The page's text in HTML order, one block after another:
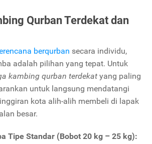
Qurban Terdekat dan
berqurban secara individu,
adalah pilihan yang tepat. Untuk
kambing qurban terdekat yang paling
untuk langsung mendatangi
kota alih-alih membeli di lapak
besar.
Tipe Standar (Bobot 20 kg – 25 kg):